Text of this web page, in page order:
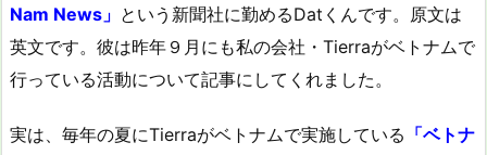
Nam News」 という新聞社に勤めるDatくんです。原文は
英文です。彼は昨年９月にも私の会社・Tierraがベトナムで
行っている活動について記事にしてくれました。
実は、毎年の夏にTierraがベトナムで実施している 「ベトナ